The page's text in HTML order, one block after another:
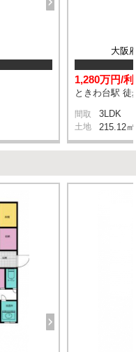
大阪
1,280万円/
ときわ台駅 徒
間取 3LDK
土地 215.12㎡